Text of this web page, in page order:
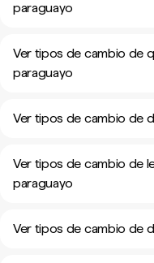
paraguayo
Ver tipos de cambio de
paraguayo
Ver tipos de cambio de
Ver tipos de cambio de
paraguayo
Ver tipos de cambio de